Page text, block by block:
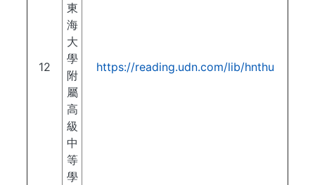
12
東
海
大
學
附
屬
高
級
中
等
學
https://reading.udn.com/lib/hnthu